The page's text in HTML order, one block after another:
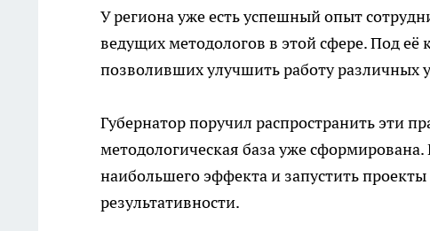
У региона уже есть успешный опыт
ведущих методологов в этой сфере. Под её
позволивших улучшить работу различных
Губернатор поручил распространить эти
методологическая база уже
наибольшего эффекта и запустить
результативности.